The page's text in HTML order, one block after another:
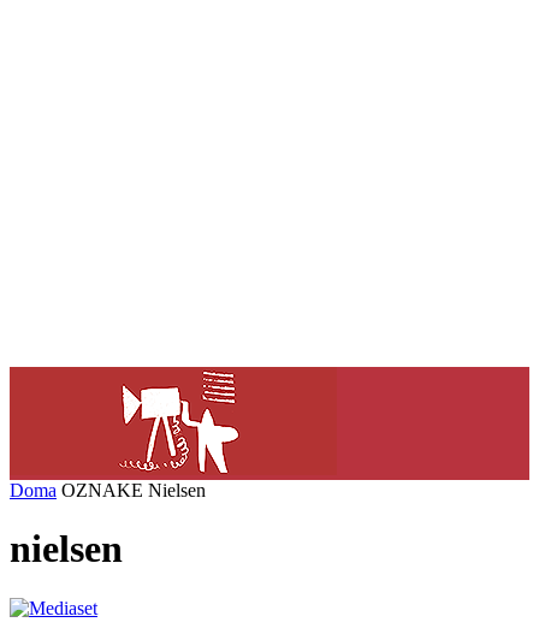
Doma OZNAKE Nielsen
nielsen